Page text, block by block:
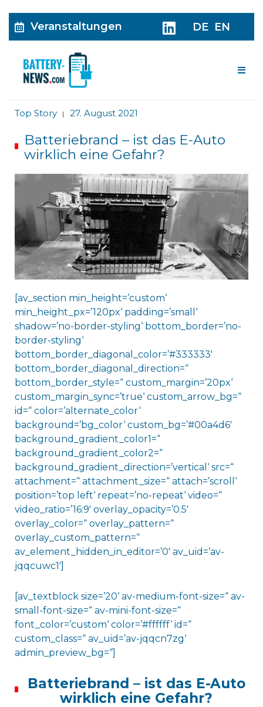
Veranstaltungen DE EN
Top Story | 27. August 2021
Batteriebrand – ist das E-Auto
wirklich eine Gefahr?
[av_section min_height=’custom‘
min_height_px=’120px‘ padding=’small‘
shadow=’no-border-styling‘ bottom_border=’no-
border-styling‘
bottom_border_diagonal_color=’#333333′
bottom_border_diagonal_direction=“
bottom_border_style=“ custom_margin=’20px‘
custom_margin_sync=’true‘ custom_arrow_bg=“
id=“ color=’alternate_color‘
background=’bg_color‘ custom_bg=’#00a4d6′
background_gradient_color1=“
background_gradient_color2=“
background_gradient_direction=’vertical‘ src=“
attachment=“ attachment_size=“ attach=’scroll‘
position=’top left‘ repeat=’no-repeat‘ video=“
video_ratio=’16:9′ overlay_opacity=’0.5′
overlay_color=“ overlay_pattern=“
overlay_custom_pattern=“
av_element_hidden_in_editor=’0′ av_uid=’av-
jqqcuwc1′]
[av_textblock size=’20‘ av-medium-font-size=“ av-
small-font-size=“ av-mini-font-size=“
font_color=’custom‘ color=’#ffffff‘ id=“
custom_class=“ av_uid=’av-jqqcn7zg‘
admin_preview_bg=“]
Batteriebrand – ist das E-Auto
wirklich eine Gefahr?